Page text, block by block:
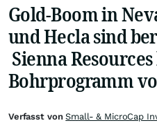
Gold-Boom in
und Hecla sind
Sienna
Bohrprogramm
Verfasst vonSmall- & MicroCap